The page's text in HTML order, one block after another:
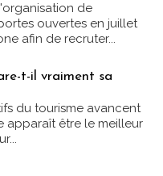
de
ouvertes en juillet
afin de recruter...
t-il vraiment sa
du tourisme avancent
apparaît être le meilleur